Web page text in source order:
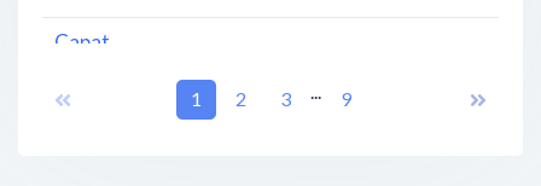
Capat
100 meter
1 2 3 ... 9